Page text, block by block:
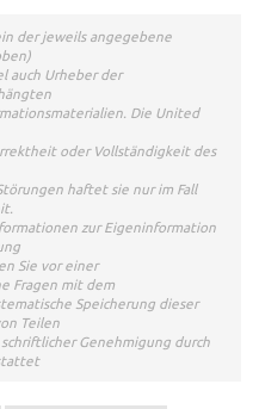
der jeweils angegebene
auch Urheber der
Die United
oder Vollständigkeit des
haftet sie nur im Fall
zur Eigeninformation
Sie vor einer
Fragen mit dem
Speicherung dieser
Teilen
Genehmigung durch